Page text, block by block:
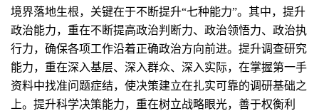
境界落地生根，关键在于不断提升“七种能力”。其中，提升
政治能力，重在不断提高政治判断力、政治领悟力、政治执
行力，确保各项工作沿着正确政治方向前进。提升调查研究
能力，重在深入基层、深入群众、深入实际，在掌握第一手
资料中找准问题症结，使决策建立在扎实可靠的调研基础之
上。提升科学决策能力，重在树立战略眼光，善于权衡利